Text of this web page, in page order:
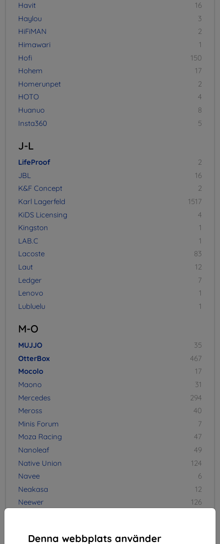
Denna webbplats använder
Havit
16
Haylou
3
HiFiMAN
2
Himawari
1
Hofi
150
Hohem
17
Homerunpet
2
HOTO
4
Huanuo
8
Insta360
5
J-L
LifeProof
2
JBL
16
K&F Concept
2
Karl Lagerfeld
1517
KiDS Licensing
4
Kingston
1
LAB.C
1
Lacoste
83
Laut
12
Ledger
7
Lenovo
1
Lubluelu
1
M-O
MUJJO
35
OtterBox
467
Mocolo
17
Maono
31
Mercedes
294
Meross
40
Minis Forum
7
Moza Racing
47
Nanoleaf
49
Native Union
124
Navee
6
Neakasa
12
Neewer
126
Noise